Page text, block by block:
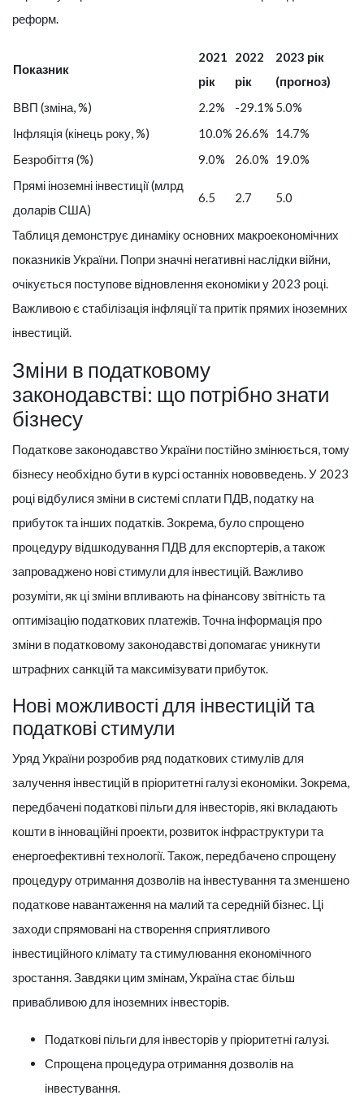
реформ.
Показник
2021
рік
2022
рік
2023 рік
(прогноз)
ВВП (зміна, %)
2.2% -29.1% 5.0%
Інфляція (кінець року, %)
10.0% 26.6% 14.7%
Безробіття (%)
9.0% 26.0% 19.0%
Прямі іноземні інвестиції (млрд
доларів США)
6.5 2.7 5.0
Таблиця демонструє динаміку основних макроекономічних
показників України. Попри значні негативні наслідки війни,
очікується поступове відновлення економіки у 2023 році.
Важливою є стабілізація інфляції та притік прямих іноземних
інвестицій.
Зміни в податковому
законодавстві: що потрібно знати
бізнесу
Податкове законодавство України постійно змінюється, тому
бізнесу необхідно бути в курсі останніх нововведень. У 2023
році відбулися зміни в системі сплати ПДВ, податку на
прибуток та інших податків. Зокрема, було спрощено
процедуру відшкодування ПДВ для експортерів, а також
запроваджено нові стимули для інвестицій. Важливо
розуміти, як ці зміни впливають на фінансову звітність та
оптимізацію податкових платежів. Точна інформація про
зміни в податковому законодавстві допомагає уникнути
штрафних санкцій та максимізувати прибуток.
Нові можливості для інвестицій та
податкові стимули
Уряд України розробив ряд податкових стимулів для
залучення інвестицій в пріоритетні галузі економіки. Зокрема,
передбачені податкові пільги для інвесторів, які вкладають
кошти в інноваційні проекти, розвиток інфраструктури та
енергоефективні технології. Також, передбачено спрощену
процедуру отримання дозволів на інвестування та зменшено
податкове навантаження на малий та середній бізнес. Ці
заходи спрямовані на створення сприятливого
інвестиційного клімату та стимулювання економічного
зростання. Завдяки цим змінам, Україна стає більш
привабливою для іноземних інвесторів.
Податкові пільги для інвесторів у пріоритетні галузі.
Спрощена процедура отримання дозволів на
інвестування.